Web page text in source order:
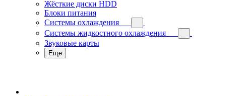
Жёсткие диски HDD
Блоки питания
Системы охлаждения
Системы жидкостного охлаждения
Звуковые карты
Еще